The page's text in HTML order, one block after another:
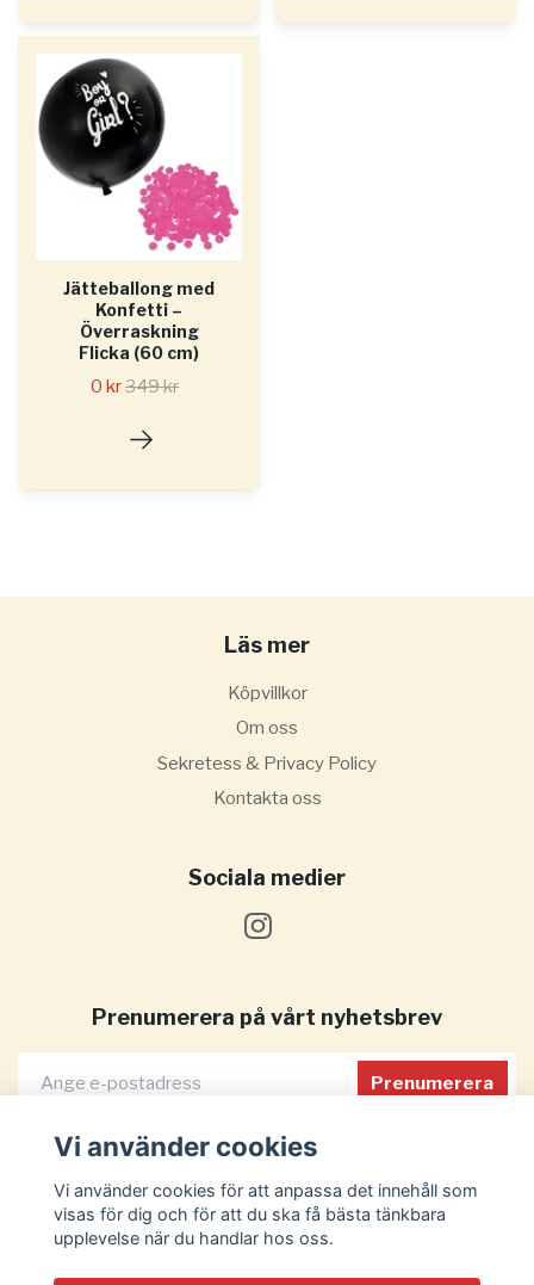
Jätteballong med
Konfetti –
Överraskning
Flicka (60 cm)
0 kr349 kr
Läs mer
Köpvillkor
Om oss
Sekretess & Privacy Policy
Kontakta oss
Sociala medier
Prenumerera på vårt nyhetsbrev
Prenumerera
Vi använder cookies
Vi använder cookies för att anpassa det innehåll som
visas för dig och för att du ska få bästa tänkbara
upplevelse när du handlar hos oss.